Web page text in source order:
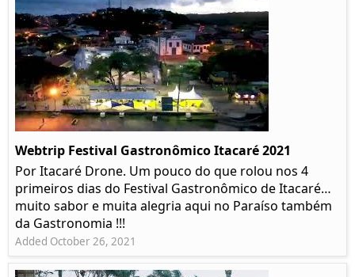
Webtrip Festival Gastronômico Itacaré 2021
Por Itacaré Drone. Um pouco do que rolou nos 4
primeiros dias do Festival Gastronômico de Itacaré…
muito sabor e muita alegria aqui no Paraíso também
da Gastronomia !!!
Added October 26, 2021